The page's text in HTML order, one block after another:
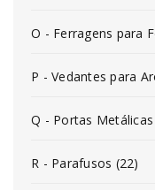
O - Ferragens para
P - Vedantes para
Q - Portas Metálicas
R - Parafusos (22)